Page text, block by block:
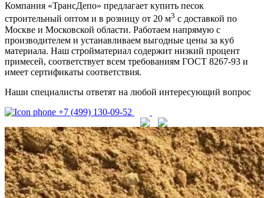
Компания «ТрансДепо» предлагает купить песок
строительный оптом и в розницу от 20 м3 с доставкой по
Москве и Московской области. Работаем напрямую с
производителем и устанавливаем выгодные цены за куб
материала. Наш стройматериал содержит низкий процент
примесей, соответствует всем требованиям ГОСТ 8267-93 и
имеет сертификаты соответствия.
Наши специалисты ответят на любой интересующий вопрос
+7 (499) 130-09-52